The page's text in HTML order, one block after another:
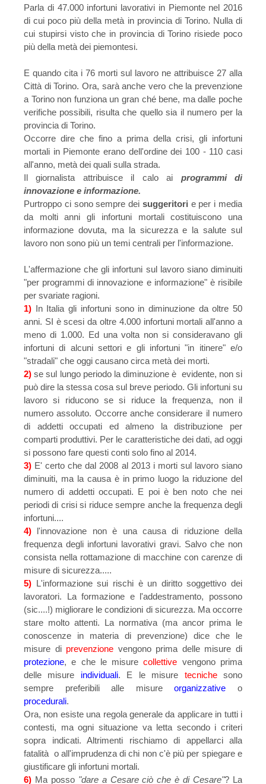
Parla di 47.000 infortuni lavorativi in Piemonte nel 2016
di cui poco più della metà in provincia di Torino. Nulla di
cui stupirsi visto che in provincia di Torino risiede poco
più della metà dei piemontesi.
E quando cita i 76 morti sul lavoro ne attribuisce 27 alla
Città di Torino. Ora, sarà anche vero che la prevenzione
a Torino non funziona un gran ché bene, ma dalle poche
verifiche possibili, risulta che quello sia il numero per la
provincia di Torino.
Occorre dire che fino a prima della crisi, gli infortuni
mortali in Piemonte erano dell'ordine dei 100 - 110 casi
all'anno, metà dei quali sulla strada.
Il giornalista attribuisce il calo ai programmi di
innovazione e informazione.
Purtroppo ci sono sempre dei suggeritori e per i media
da molti anni gli infortuni mortali costituiscono una
informazione dovuta, ma la sicurezza e la salute sul
lavoro non sono più un temi centrali per l'informazione.
L'affermazione che gli infortuni sul lavoro siano diminuiti
"per programmi di innovazione e informazione" è risibile
per svariate ragioni.
1) In Italia gli infortuni sono in diminuzione da oltre 50
anni. SI è scesi da oltre 4.000 infortuni mortali all'anno a
meno di 1.000. Ed una volta non si consideravano gli
infortuni di alcuni settori e gli infortuni "in itinere" e/o
"stradali" che oggi causano circa metà dei morti.
2) se sul lungo periodo la diminuzione è evidente, non si
può dire la stessa cosa sul breve periodo. Gli infortuni su
lavoro si riducono se si riduce la frequenza, non il
numero assoluto. Occorre anche considerare il numero
di addetti occupati ed almeno la distribuzione per
comparti produttivi. Per le caratteristiche dei dati, ad oggi
si possono fare questi conti solo fino al 2014.
3) E' certo che dal 2008 al 2013 i morti sul lavoro siano
diminuiti, ma la causa è in primo luogo la riduzione del
numero di addetti occupati. E poi è ben noto che nei
periodi di crisi si riduce sempre anche la frequenza degli
infortuni....
4) l'innovazione non è una causa di riduzione della
frequenza degli infortuni lavorativi gravi. Salvo che non
consista nella rottamazione di macchine con carenze di
misure di sicurezza.....
5) L'informazione sui rischi è un diritto soggettivo dei
lavoratori. La formazione e l'addestramento, possono
(sic....!) migliorare le condizioni di sicurezza. Ma occorre
stare molto attenti. La normativa (ma ancor prima le
conoscenze in materia di prevenzione) dice che le
misure di prevenzione vengono prima delle misure di
protezione, e che le misurecollettive vengono prima
delle misure individuali. E le misure tecnichesono
sempre preferibili alle misureorganizzative o
procedurali.
Ora, non esiste una regola generale da applicare in tutti i
contesti, ma ogni situazione va letta secondo i criteri
sopra indicati. Altrimenti rischiamo di appellarci alla
fatalità o all'imprudenza di chi non c'è più per spiegare e
giustificare gli infortuni mortali.
6) Ma posso "dare a Cesare ciò che è di Cesare"? La